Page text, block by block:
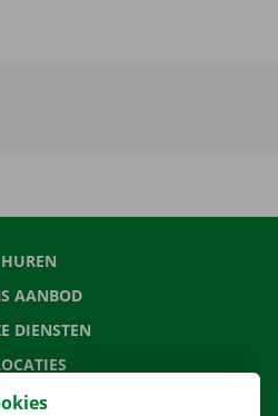
HUREN
AANBOD
DIENSTEN
APP